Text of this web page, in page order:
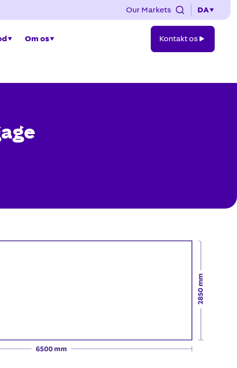
Our Markets DA
Om os
os
Kontakt os